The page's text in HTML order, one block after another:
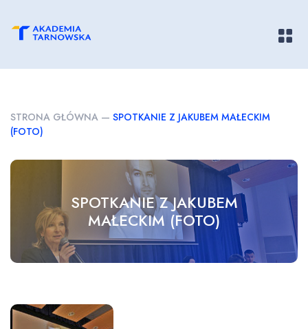
STRONA GŁÓWNA — SPOTKANIE Z JAKUBEM MAŁECKIM
(FOTO)
SPOTKANIE Z JAKUBEM
MAŁECKIM (FOTO)